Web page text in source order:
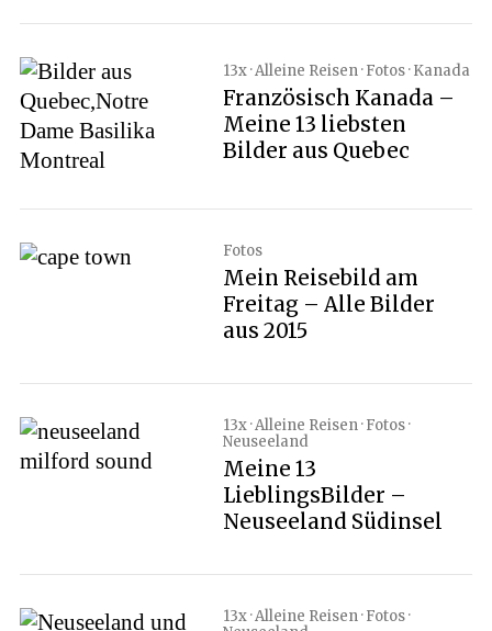
13x · Alleine Reisen · Fotos · Kanada
Französisch Kanada –
Meine 13 liebsten
Bilder aus Quebec
Fotos
Mein Reisebild am
Freitag – Alle Bilder
aus 2015
13x · Alleine Reisen · Fotos ·
Neuseeland
Meine 13
LieblingsBilder –
Neuseeland Südinsel
13x · Alleine Reisen · Fotos ·